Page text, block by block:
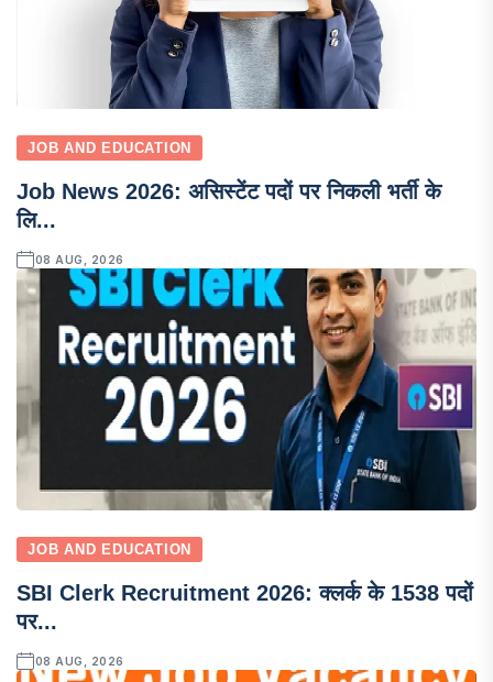
JOB AND EDUCATION
Job News 2026: असिस्टेंट पदों पर निकली भर्ती के
लि...
08 AUG, 2026
JOB AND EDUCATION
SBI Clerk Recruitment 2026: क्लर्क के 1538 पदों
पर...
08 AUG, 2026